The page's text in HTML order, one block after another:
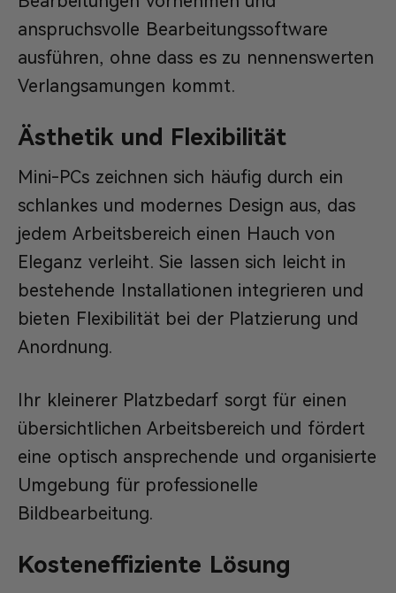
anspruchsvolle Bearbeitungssoftware
ausführen, ohne dass es zu nennenswerten
Verlangsamungen kommt.
Ästhetik und Flexibilität
Mini-PCs zeichnen sich häufig durch ein
schlankes und modernes Design aus, das
jedem Arbeitsbereich einen Hauch von
Eleganz verleiht. Sie lassen sich leicht in
bestehende Installationen integrieren und
bieten Flexibilität bei der Platzierung und
Anordnung.
Ihr kleinerer Platzbedarf sorgt für einen
übersichtlichen Arbeitsbereich und fördert
eine optisch ansprechende und organisierte
Umgebung für professionelle
Bildbearbeitung.
Kosteneffiziente Lösung